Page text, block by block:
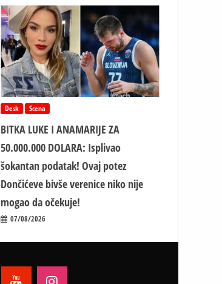
Desk Scena
BITKA LUKE I ANAMARIJE ZA
50.000.000 DOLARA: Isplivao
šokantan podatak! Ovaj potez
Dončićeve bivše verenice niko nije
mogao da očekuje!
07/08/2026